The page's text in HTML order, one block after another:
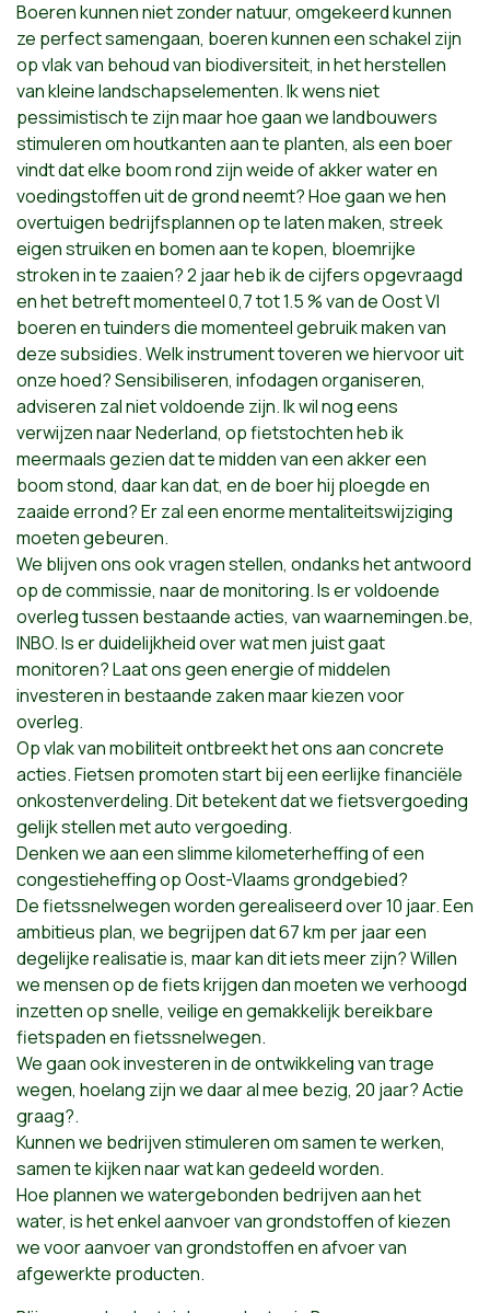
Boeren kunnen niet zonder natuur, omgekeerd kunnen
ze perfect samengaan, boeren kunnen een schakel zijn
op vlak van behoud van biodiversiteit, in het herstellen
van kleine landschapselementen. Ik wens niet
pessimistisch te zijn maar hoe gaan we landbouwers
stimuleren om houtkanten aan te planten, als een boer
vindt dat elke boom rond zijn weide of akker water en
voedingstoffen uit de grond neemt? Hoe gaan we hen
overtuigen bedrijfsplannen op te laten maken, streek
eigen struiken en bomen aan te kopen, bloemrijke
stroken in te zaaien? 2 jaar heb ik de cijfers opgevraagd
en het betreft momenteel 0,7 tot 1.5 % van de Oost Vl
boeren en tuinders die momenteel gebruik maken van
deze subsidies. Welk instrument toveren we hiervoor uit
onze hoed? Sensibiliseren, infodagen organiseren,
adviseren zal niet voldoende zijn. Ik wil nog eens
verwijzen naar Nederland, op fietstochten heb ik
meermaals gezien dat te midden van een akker een
boom stond, daar kan dat, en de boer hij ploegde en
zaaide errond? Er zal een enorme mentaliteitswijziging
moeten gebeuren.
We blijven ons ook vragen stellen, ondanks het antwoord
op de commissie, naar de monitoring. Is er voldoende
overleg tussen bestaande acties, van waarnemingen.be,
INBO. Is er duidelijkheid over wat men juist gaat
monitoren? Laat ons geen energie of middelen
investeren in bestaande zaken maar kiezen voor
overleg.
Op vlak van mobiliteit ontbreekt het ons aan concrete
acties. Fietsen promoten start bij een eerlijke financiële
onkostenverdeling. Dit betekent dat we fietsvergoeding
gelijk stellen met auto vergoeding.
Denken we aan een slimme kilometerheffing of een
congestieheffing op Oost-Vlaams grondgebied?
De fietssnelwegen worden gerealiseerd over 10 jaar. Een
ambitieus plan, we begrijpen dat 67 km per jaar een
degelijke realisatie is, maar kan dit iets meer zijn? Willen
we mensen op de fiets krijgen dan moeten we verhoogd
inzetten op snelle, veilige en gemakkelijk bereikbare
fietspaden en fietssnelwegen.
We gaan ook investeren in de ontwikkeling van trage
wegen, hoelang zijn we daar al mee bezig, 20 jaar? Actie
graag?.
Kunnen we bedrijven stimuleren om samen te werken,
samen te kijken naar wat kan gedeeld worden.
Hoe plannen we watergebonden bedrijven aan het
water, is het enkel aanvoer van grondstoffen of kiezen
we voor aanvoer van grondstoffen en afvoer van
afgewerkte producten.